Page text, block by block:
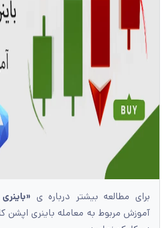
برای مطالعه بیشتر درباره ی
آموزش مربوط به معامله باینری اپشن